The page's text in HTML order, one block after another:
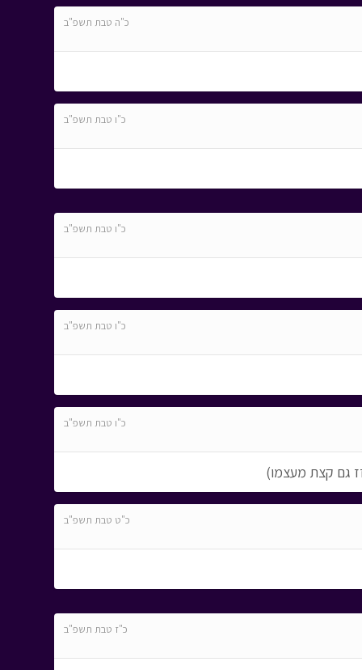
כ"ה טבת תשפ"ב
כ"ו טבת תשפ"ב
כ"ו טבת תשפ"ב
כ"ו טבת תשפ"ב
כ"ו טבת תשפ"ב
גם קצת מעצמו)
כ"ט טבת תשפ"ב
כ"ז טבת תשפ"ב